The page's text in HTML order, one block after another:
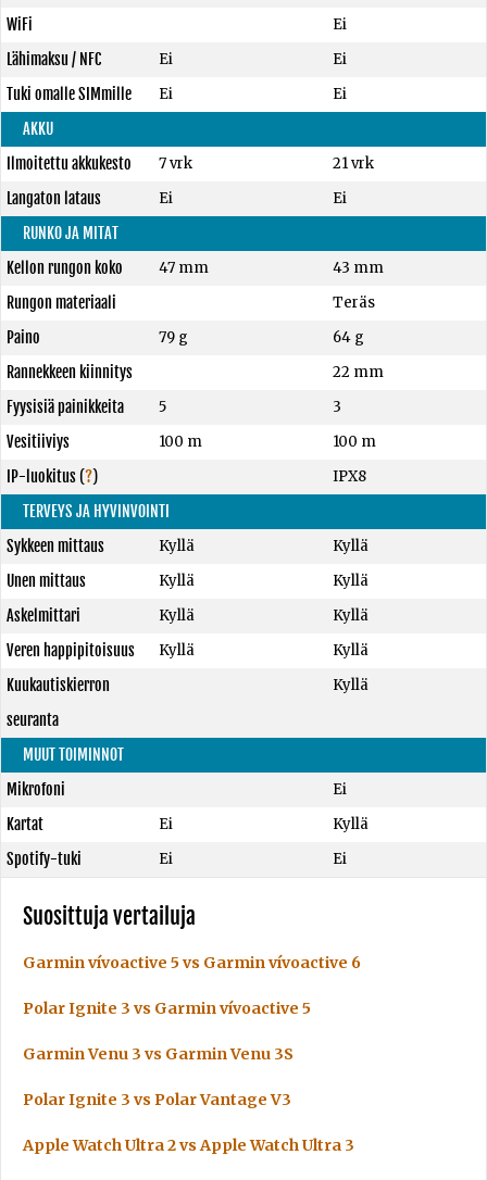
WiFi
Ei
Lähimaksu / NFC
Ei
Ei
Tuki omalle SIMmille
Ei
Ei
AKKU
Ilmoitettu akkukesto
7 vrk
21 vrk
Langaton lataus
Ei
Ei
RUNKO JA MITAT
Kellon rungon koko
47 mm
43 mm
Rungon materiaali
Teräs
Paino
79 g
64 g
Rannekkeen kiinnitys
22 mm
Fyysisiä painikkeita
5
3
Vesitiiviys
100 m
100 m
IP-luokitus(?)
IPX8
TERVEYS JA HYVINVOINTI
Sykkeen mittaus
Kyllä
Kyllä
Unen mittaus
Kyllä
Kyllä
Askelmittari
Kyllä
Kyllä
Veren happipitoisuus
Kyllä
Kyllä
Kuukautiskierron
seuranta
Kyllä
MUUT TOIMINNOT
Mikrofoni
Ei
Kartat
Ei
Kyllä
Spotify-tuki
Ei Ei
Suosittuja vertailuja
Garmin vívoactive 5 vs Garmin vívoactive 6
Polar Ignite 3 vs Garmin vívoactive 5
Garmin Venu 3 vs Garmin Venu 3S
Polar Ignite 3 vs Polar Vantage V3
Apple Watch Ultra 2 vs Apple Watch Ultra 3